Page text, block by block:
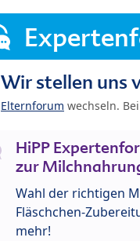
Wir stellen uns
Elternforum wechseln.
HiPP
zur
Wahl der richtigen
Fläschchen-
mehr!